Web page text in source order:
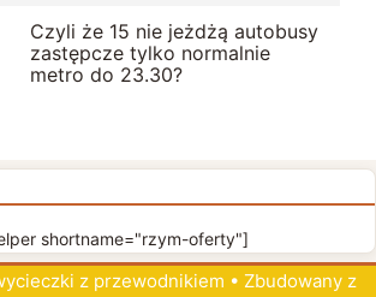
Czyli że 15 nie jeżdżą autobusy
zastępcze tylko normalnie
metro do 23.30?
shortname="rzym-oferty"]
z przewodnikiem • Zbudowany z